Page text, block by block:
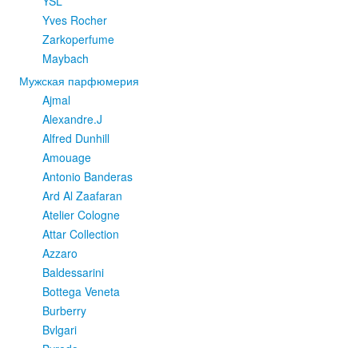
Yves Rocher
Zarkoperfume
Maybach
Мужская парфюмерия
Ajmal
Alexandre.J
Alfred Dunhill
Amouage
Antonio Banderas
Ard Al Zaafaran
Atelier Cologne
Attar Collection
Azzaro
Baldessarini
Bottega Veneta
Burberry
Bvlgari